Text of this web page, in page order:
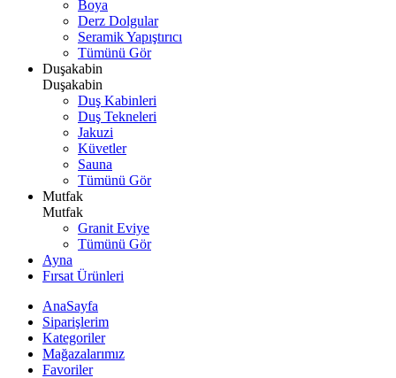
Boya
Derz Dolgular
Seramik Yapıştırıcı
Tümünü Gör
Duşakabin
Duşakabin
Duş Kabinleri
Duş Tekneleri
Jakuzi
Küvetler
Sauna
Tümünü Gör
Mutfak
Mutfak
Granit Eviye
Tümünü Gör
Ayna
Fırsat Ürünleri
AnaSayfa
Siparişlerim
Kategoriler
Mağazalarımız
Favoriler